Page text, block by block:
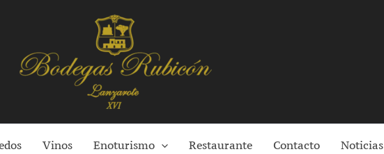
Vinos Enoturismo Restaurante Contacto Noticias